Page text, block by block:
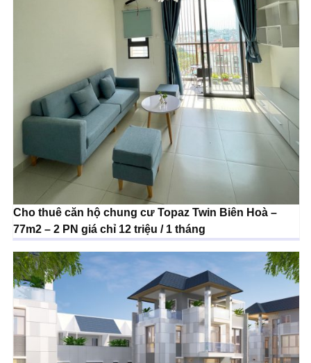
Cho thuê căn hộ chung cư Topaz Twin Biên Hoà –
77m2 – 2 PN giá chỉ 12 triệu / 1 tháng